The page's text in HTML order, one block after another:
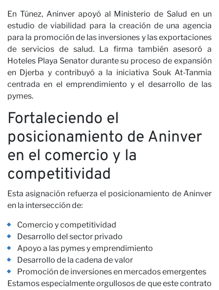
En Túnez, Aninver apoyó al Ministerio de Salud en un
estudio de viabilidad para la creación de una agencia
para la promoción de las inversiones y las exportaciones
de servicios de salud. La firma también asesoró a
Hoteles Playa Senator durante su proceso de expansión
en Djerba y contribuyó a la iniciativa Souk At-Tanmia
centrada en el emprendimiento y el desarrollo de las
pymes.
Fortaleciendo el
posicionamiento de Aninver
en el comercio y la
competitividad
Esta asignación refuerza el posicionamiento de Aninver
en la intersección de:
Comercio y competitividad
Desarrollo del sector privado
Apoyo a las pymes y emprendimiento
Desarrollo de la cadena de valor
Promoción de inversiones en mercados emergentes
Estamos especialmente orgullosos de que este contrato